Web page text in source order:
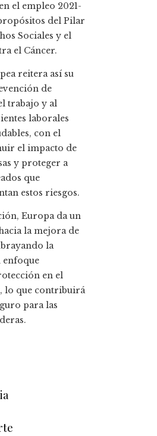
el empleo 2021-
del Pilar
Sociales y el
el Cáncer.
reitera así su
de
trabajo y al
laborales
con el
el impacto de
y proteger a
que
estos riesgos.
Europa da un
la mejora de
la
enfoque
en el
lo que contribuirá
para las